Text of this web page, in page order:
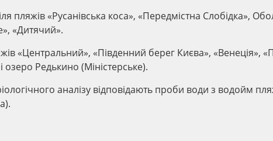
пляжів «Русанівська коса», «Передмістна Слобідка»,
«Дитячий».
«Центральний», «Південний берег Києва», «Венеція»,
Редькино (Міністерське).
аналізу відповідають проби води з водойм